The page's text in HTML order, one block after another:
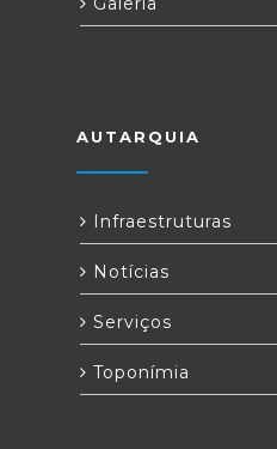
AUTARQUIA
Infraestruturas
Notícias
Serviços
Toponímia